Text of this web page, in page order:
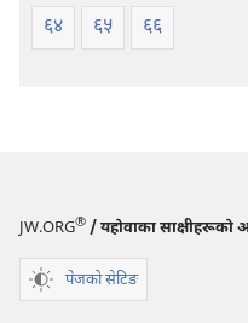
६४
६५ ६६
JW.ORG® / यहोवाका साक्षीहरूको
पेजको सेटिङ